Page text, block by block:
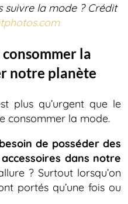
suivre la mode ? Crédit
la
notre planète
plus qu’urgent que le
consommer la mode.
besoin de posséder des
dans notre
? Surtout lorsqu’on
portés qu’une fois ou